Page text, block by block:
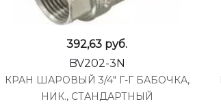
392,63 руб.
BV202-3N
КРАН ШАРОВЫЙ 3/4" Г-Г БАБОЧКА,
НИК., СТАНДАРТНЫЙ